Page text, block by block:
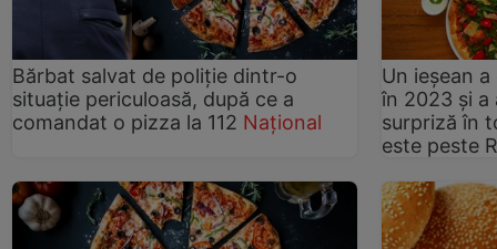
Bărbat salvat de poliţie dintr-o
situație periculoasă, după ce a
comandat o pizza la 112 Național
Un ieșean
în 2023 și a
surpriză în
este peste